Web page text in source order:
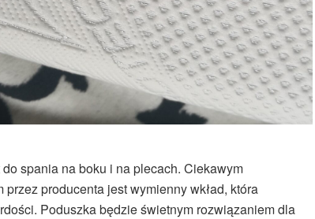
spania na boku i na plecach. Ciekawym
producenta jest wymienny wkład, która
Poduszka będzie świetnym rozwiązaniem dla